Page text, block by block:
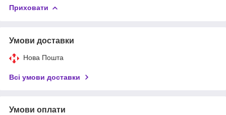
Приховати
Умови доставки
Нова Пошта
Всі умови доставки
Умови оплати